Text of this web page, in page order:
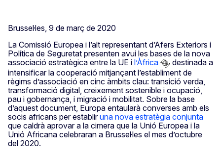
Brussel·les, 9 de març de 2020
La Comissió Europea i l’alt representant d’Afers Exteriors i
Política de Seguretat presenten avui les bases de la nova
associació estratègica entre la UE i l’Àfrica
destinada a
intensificar la cooperació mitjançant l’establiment de
règims d’associació en cinc àmbits clau: transició verda,
transformació digital, creixement sostenible i ocupació,
pau i gobernança, i migració i mobilitat. Sobre la base
d’aquest document, Europa entaularà converses amb els
socis africans per establiruna nova estratègia conjunta
que caldrà aprovar a la cimera que la Unió Europea i la
Unió Africana celebraran a Brussel·les el mes d’octubre
del 2020.